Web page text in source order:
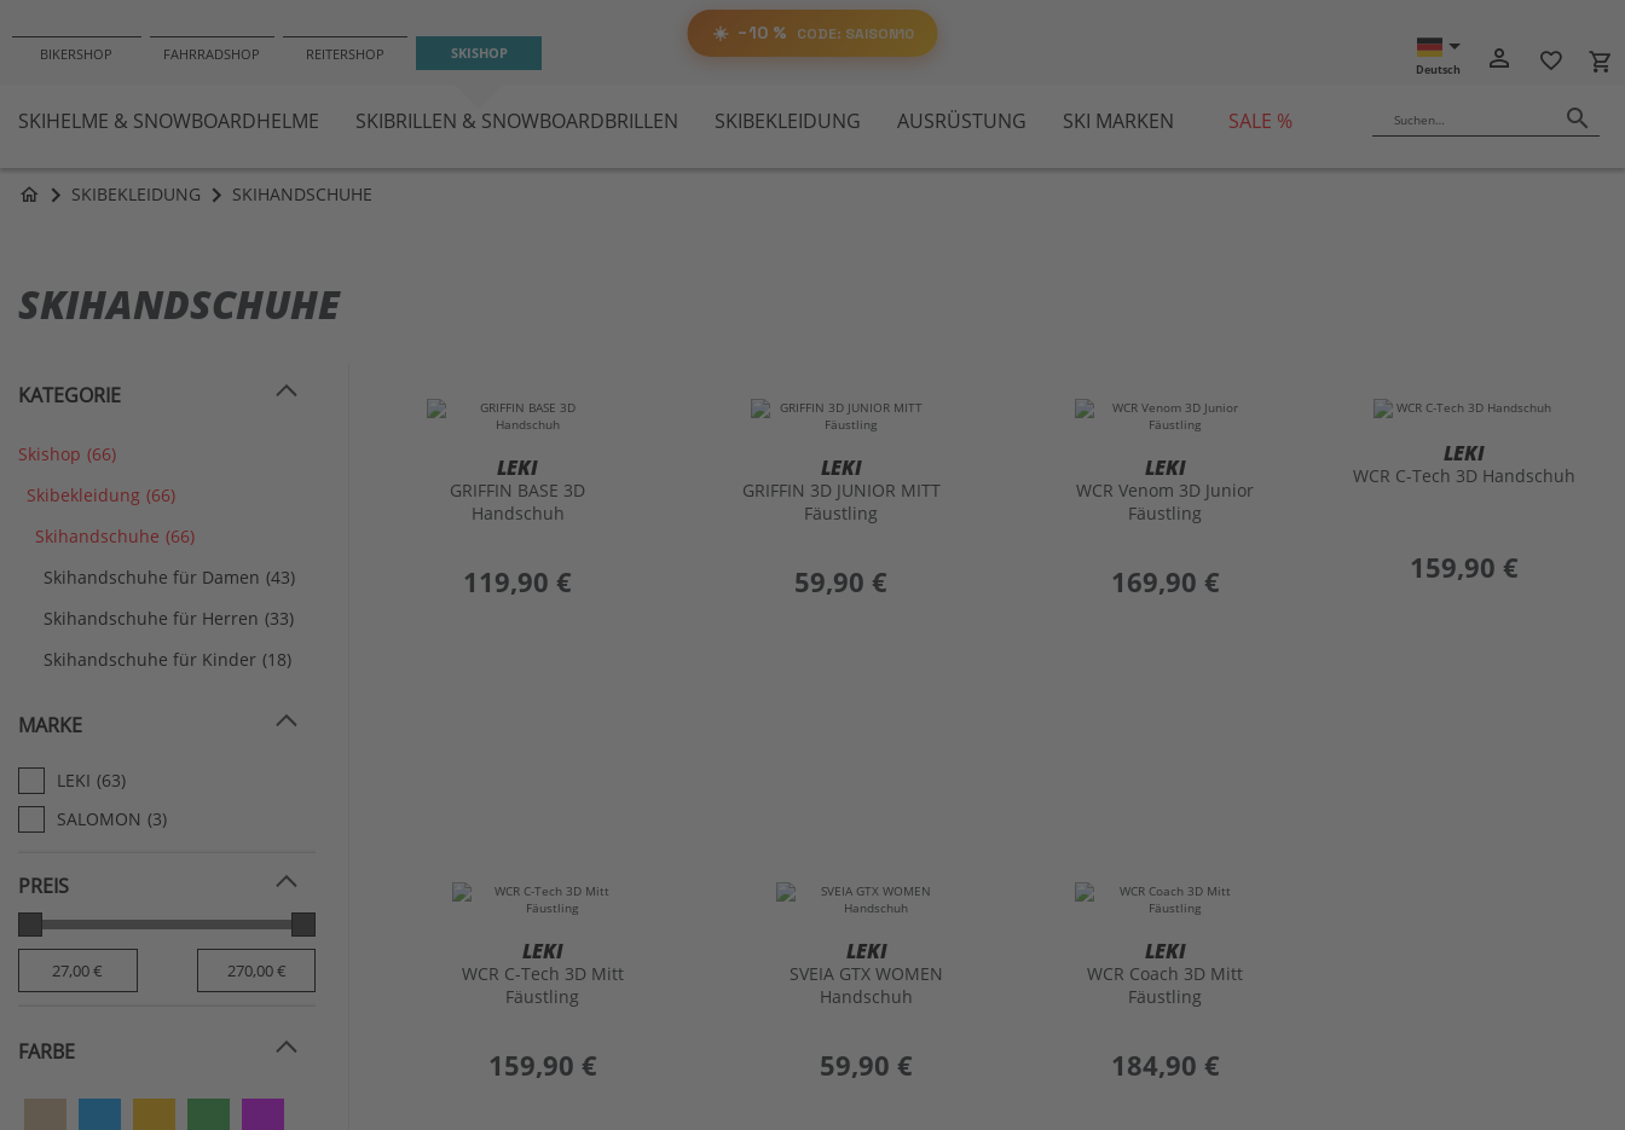
−10% RABATT AUF ALLES! CODE: 📋 Code kopieren
☀️ −10 % CODE: SAISON10
BIKERSHOP FAHRRADSHOP REITERSHOP SKISHOP
Deutsch person_outline favorite_border local_grocery_store
Suchen… search
SKIHELME & SNOWBOARDHELME SKIBRILLEN & SNOWBOARDBRILLEN SKIBEKLEIDUNG AUSRÜSTUNG SKI MARKEN SALE %
home SKIBEKLEIDUNG SKIHANDSCHUHE
SKIHANDSCHUHE
LEKI
GRIFFIN BASE 3D
Handschuh
preis
119,90 €
LEKI
GRIFFIN 3D JUNIOR MITT
Fäustling
preis
59,90 €
LEKI
WCR Venom 3D Junior
Fäustling
preis
169,90 €
LEKI
WCR C-Tech 3D Handschuh
preis
159,90 €
LEKI
WCR C-Tech 3D Mitt
Fäustling
preis
159,90 €
LEKI
SVEIA GTX WOMEN
Handschuh
preis
59,90 €
LEKI
WCR Coach 3D Mitt
Fäustling
preis
184,90 €
KATEGORIE
Skishop (66)
Skibekleidung (66)
Skihandschuhe (66)
Skihandschuhe für Damen (43)
Skihandschuhe für Herren (33)
Skihandschuhe für Kinder (18)
MARKE
LEKI (63)
SALOMON (3)
PREIS
FARBE